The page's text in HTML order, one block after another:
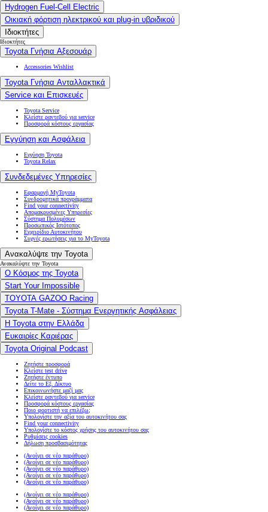
Hydrogen Fuel-Cell Electric
Οικιακή φόρτιση ηλεκτρικού και plug-in υβριδικού
Ιδιοκτήτες
Ιδιοκτήτες
Toyota Γνήσια Αξεσουάρ
Accessories Wishlist
Toyota Γνήσια Ανταλλακτικά
Service και Επισκευές
Toyota Service
Κλείστε ραντεβού για service
Προσφορά κόστους εργασίας
Εγγύηση και Ασφάλεια
Εγγύηση Toyota
Toyota Relax
Συνδεδεμένες Υπηρεσίες
Εφαρμογή MyToyota
Συνδρομητικά προγράμματα
Find your connectivity
Απομακρυσμένες Υπηρεσίες
Σύστημα Πολυμέσων
Προσωπικός Ιστότοπος
Εγχειρίδιο Αυτοκινήτου
Συχνές ερωτήσεις για το MyToyota
Ανακαλύψτε την Toyota
Ανακαλύψτε την Toyota
Ο Κόσμος της Toyota
Start Your Impossible
TOYOTA GAZOO Racing
Toyota T-Mate - Σύστημα Ενεργητικής Ασφάλειας
Η Toyota στην Ελλάδα
Ευκαιρίες Καριέρας
Toyota Original Podcast
Ζητήστε προσφορά
Κλείστε test drive
Ζητήστε έντυπο
Δείτε το Εξ. Δίκτυο
Επικοινωνήστε μαζί μας
Κλείστε ραντεβού για service
Προσφορά κόστους εργασίας
Ποιο φορτιστή να επιλέξω;
Υπολογίστε την αξία του αυτοκινήτου σας
Find your connectivity
Υπολογίστε το κόστος χρήσης του αυτοκινήτου σας
Ρυθμίσεις cookies
Δήλωση προσβασιμότητας
(Ανοίγει σε νέο παράθυρο)
(Ανοίγει σε νέο παράθυρο)
(Ανοίγει σε νέο παράθυρο)
(Ανοίγει σε νέο παράθυρο)
(Ανοίγει σε νέο παράθυρο)
(Ανοίγει σε νέο παράθυρο)
(Ανοίγει σε νέο παράθυρο)
(Ανοίγει σε νέο παράθυρο)